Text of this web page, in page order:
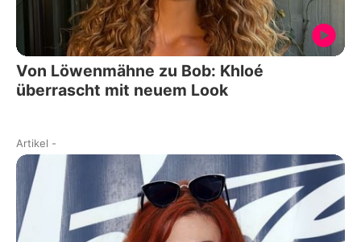
Von Löwenmähne zu Bob: Khloé
überrascht mit neuem Look
Artikel -